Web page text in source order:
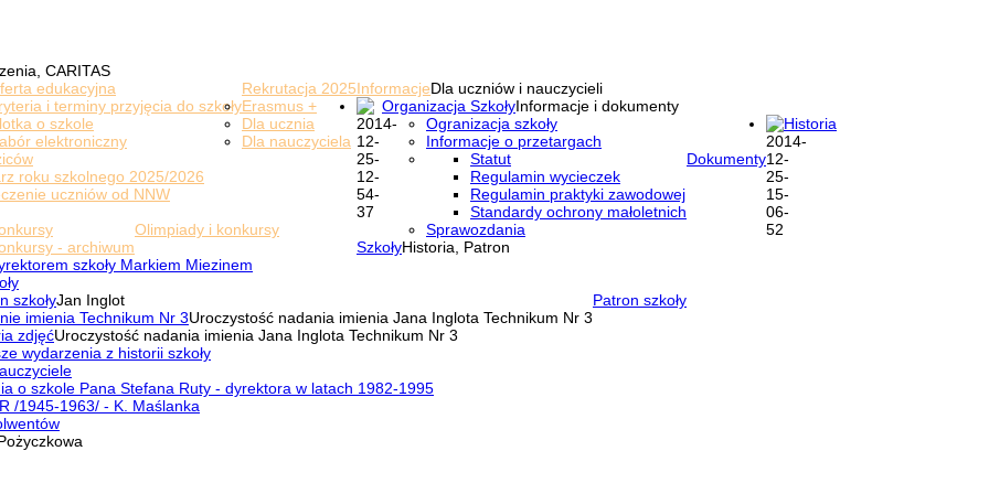
CARITAS
InformacjeDla uczniów i nauczycieli
Rekrutacja 2025
edukacyjna
i terminy przyjęcia do szkoły
o szkole
elektroniczny
Erasmus +
Dla ucznia
Dla nauczyciela
roku szkolnego 2025/2026
uczniów od NNW
Olimpiady i konkursy
- archiwum
Organizacja SzkołyInformacje i dokumenty
Ogranizacja szkoły
Informacje o przetargach
Dokumenty
Statut
Regulamin wycieczek
Regulamin praktyki zawodowej
Standardy ochrony małoletnich
Sprawozdania
Historia
SzkołyHistoria, Patron
szkoły Markiem Miezinem
Patron szkoły
szkołyJan Inglot
imienia Technikum Nr 3Uroczystość nadania imienia Jana Inglota Technikum Nr 3
zdjęćUroczystość nadania imienia Jana Inglota Technikum Nr 3
wydarzenia z historii szkoły
o szkole Pana Stefana Ruty - dyrektora w latach 1982-1995
/1945-1963/ - K. Maślanka